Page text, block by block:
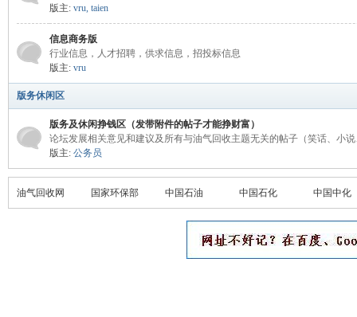
收|
版主: vru, taien
信息商务版
行业信息，人才招聘，供求信息，招投标信息
版主: vru
版务休闲区
版务及休闲挣钱区（发带附件的帖子才能挣财富）
论坛发展相关意见和建议及所有与油气回收主题无关的帖子（笑话、小
版主: 公务员
油气回收网 国家环保部 中国石油 中国石化 中国中化